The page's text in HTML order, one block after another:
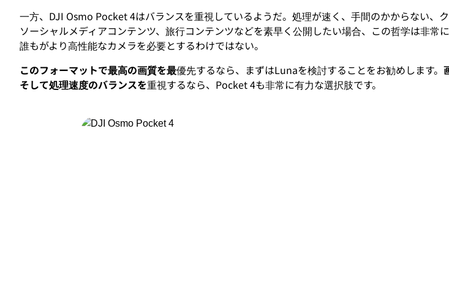
一方、DJI Osmo Pocket 4はバランスを重視しているようだ。処理が速く、手間のかからない、
ソーシャルメディアコンテンツ、旅行コンテンツなどを素早く公開したい場合、この哲学は非常
誰もがより高性能なカメラを必要とするわけではない。
このフォーマットで最高の画質を最優先するなら、まずはLunaを検討することをお勧めします。
そして処理速度のバランスを重視するなら、Pocket 4も非常に有力な選択肢です。